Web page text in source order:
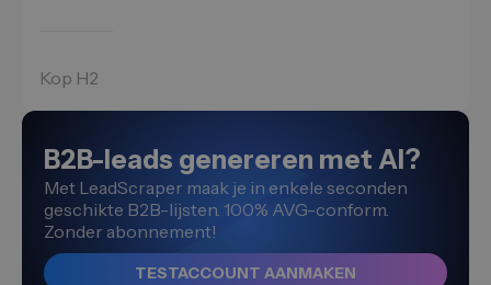
Kop H2
B2B-leads genereren met AI?
Met LeadScraper maak je in enkele seconden
geschikte B2B-lijsten. 100% AVG-conform.
Zonder abonnement!
TESTACCOUNT AANMAKEN